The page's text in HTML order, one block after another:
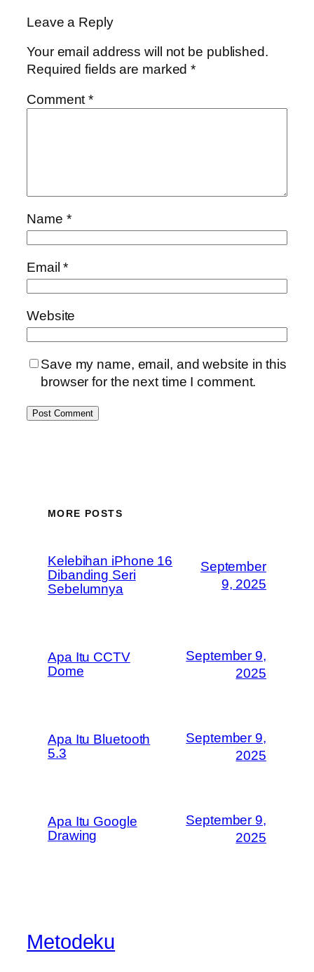
Leave a Reply
Your email address will not be published.
Required fields are marked*
Comment*
Name *
Email*
Website
Save my name, email, and website in this
browser for the next time I comment.
MORE POSTS
Kelebihan iPhone 16
Dibanding Seri
Sebelumnya
September
9, 2025
Apa Itu CCTV
Dome
September 9,
2025
Apa Itu Bluetooth
5.3
September 9,
2025
Apa Itu Google
Drawing
September 9,
2025
Metodeku